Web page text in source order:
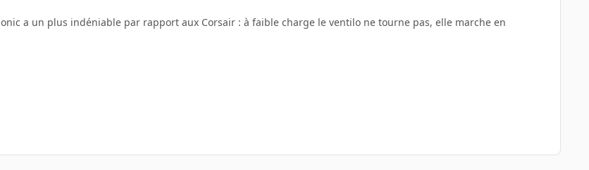
a un plus indéniable par rapport aux Corsair : à faible charge le ventilo ne tourne pas, elle marche en